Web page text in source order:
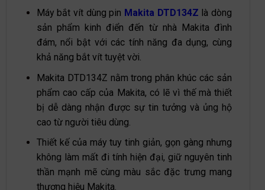
Máy bắt vít dùng pin Makita DTD134Z là dòng
sản phẩm kinh điển đến từ nhà Makita đình
đám, nổi bật với các tính năng đa dụng, cùng
khả năng bắt vít tuyệt vời.
Makita DTD134Z nằm trong phân khúc các sản
phẩm cao cấp của Makita, có lẽ vì thế mà thiết
bị dễ dàng nhận được sự tin tưởng và ủng hộ
cao từ người tiêu dùng.
Thiết kế của máy tuy tinh giản, gọn gàng nhưng
không làm mất đi tính hiện đại, giữ nguyên tinh
thần mạnh mẽ cùng màu sắc đặc trưng mang
thương hiệu Makita.